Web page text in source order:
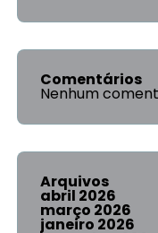
Comentários
Nenhum
Arquivos
abril 2026
março 2026
janeiro 2026